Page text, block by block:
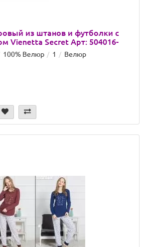
из штанов и футболки с
Vienetta Secret Арт: 504016-
100% Велюр 1 Велюр